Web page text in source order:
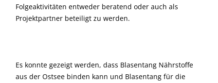
Folgeaktivitäten entweder beratend oder auch als
Projektpartner beteiligt zu werden.
Es konnte gezeigt werden, dass Blasentang Nährstoffe
aus der Ostsee binden kann und Blasentang für die